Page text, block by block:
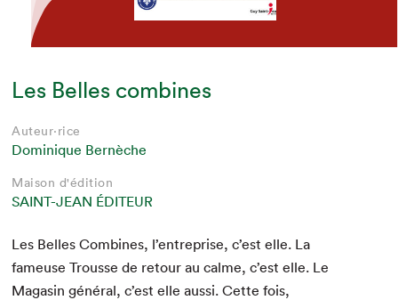
Les Belles combines
Auteur·rice
Dominique Bernèche
Maison d'édition
SAINT-JEAN ÉDITEUR
Les Belles Com­bines, l’entreprise, c’est elle. La
fameuse Trousse de retour au calme, c’est elle. Le
Mag­a­sin général, c’est elle aus­si. Cette fois,